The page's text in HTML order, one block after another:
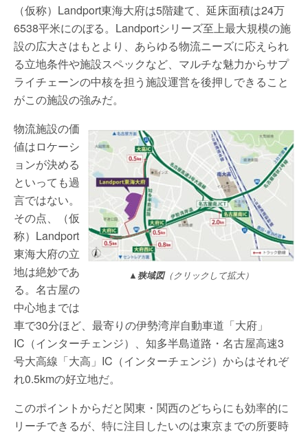
（仮称）Landport東海大府は5階建て、延床面積は24万
6538平米にのぼる。Landportシリーズ至上最大規模の施
設の広大さはもとより、あらゆる物流ニーズに応えられ
る立地条件や施設スペックなど、マルチな魅力からサプ
ライチェーンの中核を担う施設運営を後押しできること
がこの施設の強みだ。
▲狭域図（クリックして拡大）
物流施設の価
値はロケーシ
ョンが決める
といっても過
言ではない。
その点、（仮
称）Landport
東海大府の立
地は絶妙であ
る。名古屋の
中心地までは
車で30分ほど、最寄りの伊勢湾岸自動車道「大府」
IC（インターチェンジ）、知多半島道路・名古屋高速3
号大高線「大高」IC（インターチェンジ）からはそれぞ
れ0.5kmの好立地だ。
このポイントからだと関東・関西のどちらにも効率的に
リーチできるが、特に注目したいのは東京までの所要時